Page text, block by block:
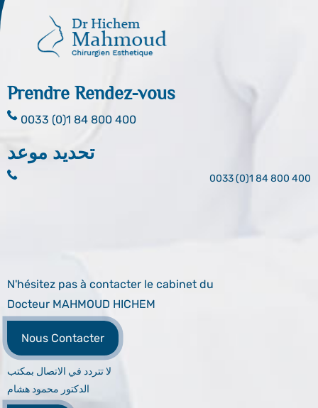
Prendre Rendez-vous
0033 (0)1 84 800 400
تحديد موعد
0033 (0)1 84 800 400
N'hésitez pas à contacter le cabinet du
Docteur MAHMOUD HICHEM
Nous Contacter
لا تتردد في الاتصال بمكتب
الدكتور محمود هشام